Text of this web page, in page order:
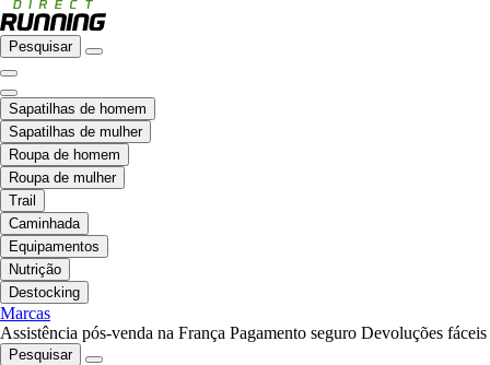
Pesquisar
Sapatilhas de homem
Sapatilhas de mulher
Roupa de homem
Roupa de mulher
Trail
Caminhada
Equipamentos
Nutrição
Destocking
Marcas
Assistência pós-venda na França Pagamento seguro Devoluções fáceis
Pesquisar